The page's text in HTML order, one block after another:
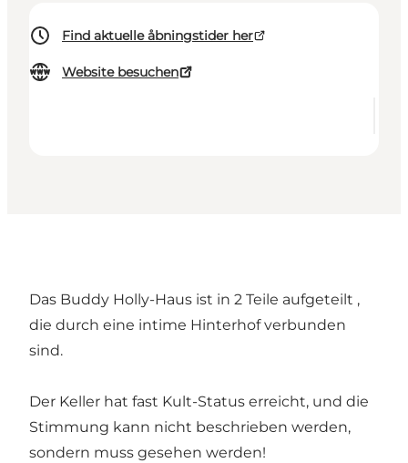
Find aktuelle åbningstider her
Website besuchen
Das Buddy Holly-Haus ist in 2 Teile aufgeteilt ,
die durch eine intime Hinterhof verbunden
sind.
Der Keller hat fast Kult-Status erreicht, und die
Stimmung kann nicht beschrieben werden,
sondern muss gesehen werden!